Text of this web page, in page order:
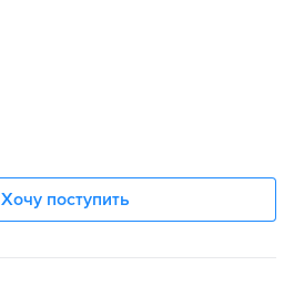
Хочу поступить